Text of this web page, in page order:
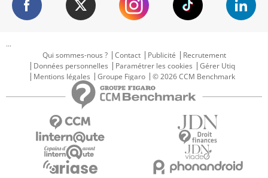
...
Qui sommes-nous ?
Contact Publicité
Recrutement
Données personnelles
Paramétrer les cookies
Gérer Utiq
Mentions légales
Groupe Figaro © 2026 CCM Benchmark